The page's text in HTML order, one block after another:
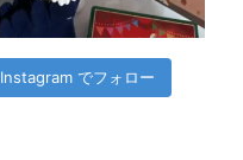
Instagram でフォロー